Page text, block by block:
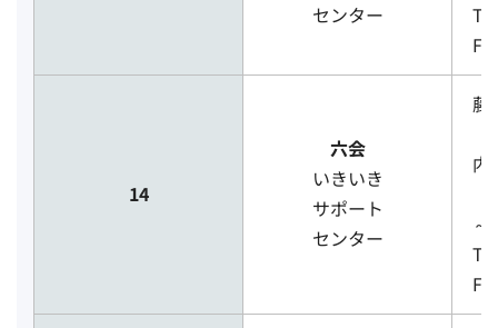
センター
14
六会
いきいき
サポート
センター
藤
内
～